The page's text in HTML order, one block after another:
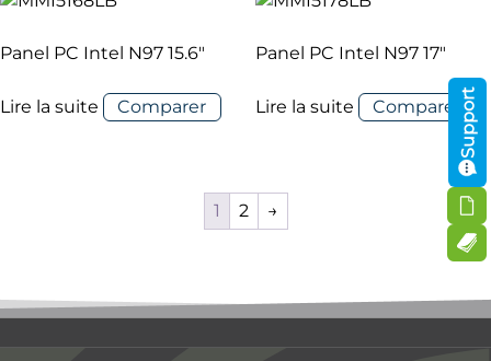
Panel PC Intel N97 15.6″
Lire la suite Comparer
Panel PC Intel N97 17″
Lire la suite Comparer
1 2 →
Support